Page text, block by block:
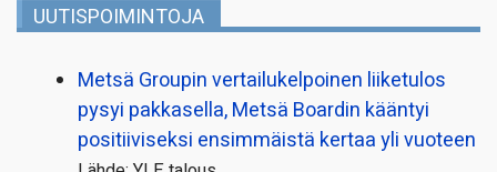
UUTISPOIMINTOJA
Metsä Groupin vertailu­kelpoinen liiketulos
pysyi pakkasella, Metsä Boardin kääntyi
positiiviseksi ensimmäistä kertaa yli vuoteen